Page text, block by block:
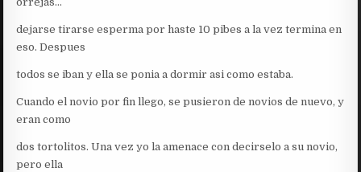
dejarse tirarse esperma por haste 10 pibes a la vez termina en
eso. Despues
todos se iban y ella se ponia a dormir asi como estaba.
Cuando el novio por fin llego, se pusieron de novios de nuevo, y
eran como
dos tortolitos. Una vez yo la amenace con decirselo a su novio,
pero ella